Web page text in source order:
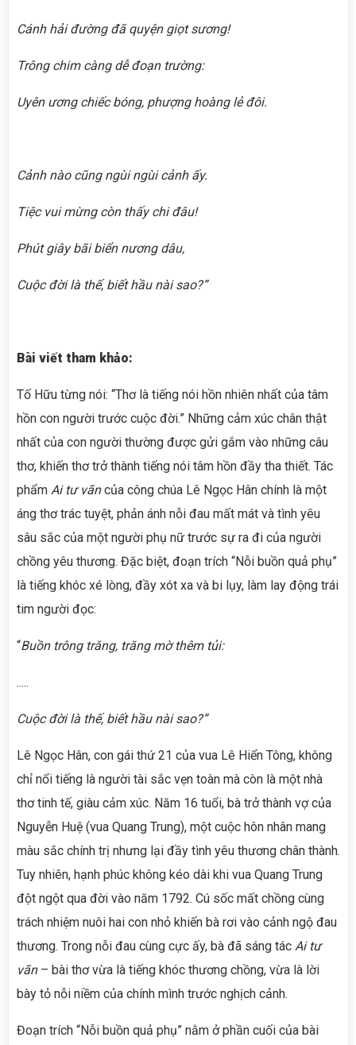
Cánh hải đường đã quyện giọt sương!
Trông chim càng dễ đoạn trường:
Uyên ương chiếc bóng, phượng hoàng lẻ đôi.
Cảnh nào cũng ngùi ngùi cảnh ấy.
Tiệc vui mừng còn thấy chi đâu!
Phút giây bãi biển nương dâu,
Cuộc đời là thế, biết hầu nài sao?”
Bài viết tham khảo:
Tố Hữu từng nói: “Thơ là tiếng nói hồn nhiên nhất của tâm
hồn con người trước cuộc đời.” Những cảm xúc chân thật
nhất của con người thường được gửi gắm vào những câu
thơ, khiến thơ trở thành tiếng nói tâm hồn đầy tha thiết. Tác
phẩm Ai tư vãncủa công chúa Lê Ngọc Hân chính là một
áng thơ trác tuyệt, phản ánh nỗi đau mất mát và tình yêu
sâu sắc của một người phụ nữ trước sự ra đi của người
chồng yêu thương. Đặc biệt, đoạn trích “Nỗi buồn quả phụ”
là tiếng khóc xé lòng, đầy xót xa và bi lụy, làm lay động trái
tim người đọc:
“Buồn trông trăng, trăng mờ thêm tủi:
.....
Cuộc đời là thế, biết hầu nài sao?”
Lê Ngọc Hân, con gái thứ 21 của vua Lê Hiển Tông, không
chỉ nổi tiếng là người tài sắc vẹn toàn mà còn là một nhà
thơ tinh tế, giàu cảm xúc. Năm 16 tuổi, bà trở thành vợ của
Nguyễn Huệ (vua Quang Trung), một cuộc hôn nhân mang
màu sắc chính trị nhưng lại đầy tình yêu thương chân thành.
Tuy nhiên, hạnh phúc không kéo dài khi vua Quang Trung
đột ngột qua đời vào năm 1792. Cú sốc mất chồng cùng
trách nhiệm nuôi hai con nhỏ khiến bà rơi vào cảnh ngộ đau
thương. Trong nỗi đau cùng cực ấy, bà đã sáng tác Ai tư
vãn– bài thơ vừa là tiếng khóc thương chồng, vừa là lời
bày tỏ nỗi niềm của chính mình trước nghịch cảnh.
Đoạn trích “Nỗi buồn quả phụ” nằm ở phần cuối của bài